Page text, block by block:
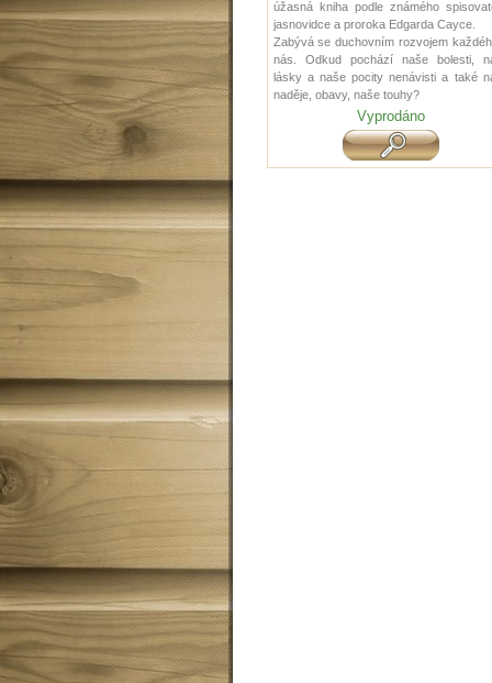
úžasná kniha podle známého
jasnovidce a proroka Edgarda Cayce.
Zabývá se duchovním rozvojem
nás. Odkud pochází naše bolesti,
lásky a naše pocity nenávisti a také
naděje, obavy, naše touhy?
Vyprodáno